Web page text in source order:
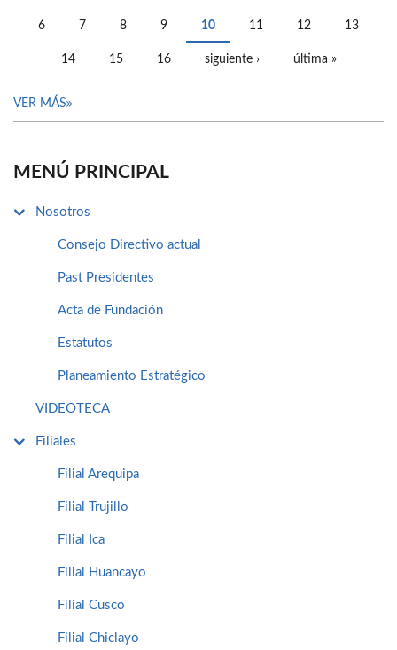
6 7 8 9 10 11 12 13
14 15 16 siguiente › última »
VER MÁS
MENÚ PRINCIPAL
Nosotros
Consejo Directivo actual
Past Presidentes
Acta de Fundación
Estatutos
Planeamiento Estratégico
VIDEOTECA
Filiales
Filial Arequipa
Filial Trujillo
Filial Ica
Filial Huancayo
Filial Cusco
Filial Chiclayo